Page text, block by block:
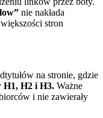
nie nakłada
stron
na stronie, gdzie
H1, H2 i H3. Ważne
i nie zawierały